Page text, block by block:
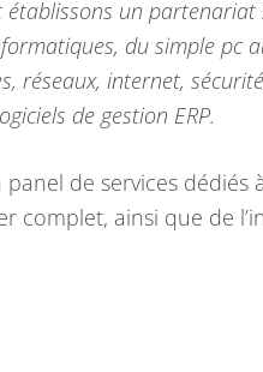
un
du simple pc
réseaux, internet,
de gestion ERP.
de services dédiés
complet, ainsi que de